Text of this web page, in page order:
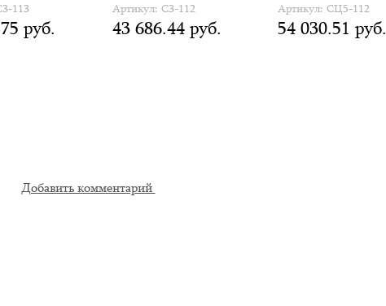
113
руб.
Артикул: С3-112
43 686.44 руб.
Артикул: СЦ5-112
54 030.51 руб.
Добавить комментарий